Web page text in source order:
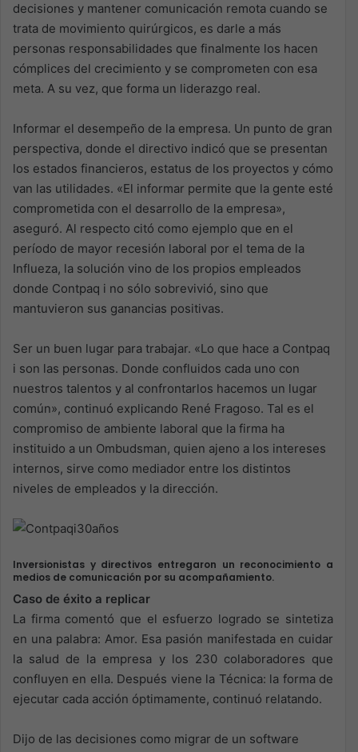
decisiones y mantener comunicación remota cuando se
trata de movimiento quirúrgicos, es darle a más
personas responsabilidades que finalmente los hacen
cómplices del crecimiento y se comprometen con esa
meta. A su vez, que forma un liderazgo real.
Informar el desempeño de la empresa. Un punto de gran
perspectiva, donde el directivo indicó que se presentan
los estados financieros, estatus de los proyectos y cómo
van las utilidades. «El informar permite que la gente esté
comprometida con el desarrollo de la empresa»,
aseguró. Al respecto citó como ejemplo que en el
período de mayor recesión laboral por el tema de la
Influeza, la solución vino de los propios empleados
donde Contpaq i no sólo sobrevivió, sino que
mantuvieron sus ganancias positivas.
Ser un buen lugar para trabajar. «Lo que hace a Contpaq
i son las personas. Donde confluidos cada uno con
nuestros talentos y al confrontarlos hacemos un lugar
común», continuó explicando René Fragoso. Tal es el
compromiso de ambiente laboral que la firma ha
instituido a un Ombudsman, quien ajeno a los intereses
internos, sirve como mediador entre los distintos
niveles de empleados y la dirección.
Inversionistas y directivos entregaron un reconocimiento a
medios de comunicación por su acompañamiento.
Caso de éxito a replicar
La firma comentó que el esfuerzo logrado se sintetiza
en una palabra: Amor. Esa pasión manifestada en cuidar
la salud de la empresa y los 230 colaboradores que
confluyen en ella. Después viene la Técnica: la forma de
ejecutar cada acción óptimamente, continuó relatando.
Dijo de las decisiones como migrar de un software